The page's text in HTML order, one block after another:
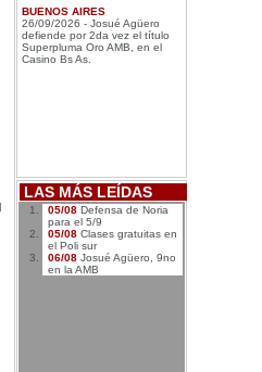
BUENOS AIRES
26/09/2026 - Josué Agüero
defiende por 2da vez el título
Superpluma Oro AMB, en el
Casino Bs As.
LAS MÁS LEÍDAS
05/08 Defensa de Noria
para el 5/9
05/08 Clases gratuitas en
el Poli sur
06/08 Josué Agüero, 9no
en la AMB